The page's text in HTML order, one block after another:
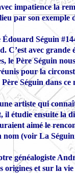
impatience la
par son exemple
Séguin
C’est avec
le Père Séguin
pour la
Séguin dans
artiste qui
il étudie ensuite la
aimé le
nom (voir La
généalogiste
et sur la